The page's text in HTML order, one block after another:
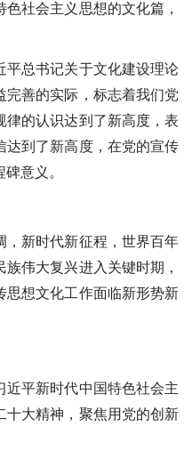
社会主义思想的文化篇，
平总书记关于文化建设理论
完善的实际，标志着我们党
律的认识达到了新高度，表
达到了新高度，在党的宣传
意义。
，新时代新征程，世界百年
伟大复兴进入关键时期，
思想文化工作面临新形势新
近平新时代中国特色社会主
十大精神，聚焦用党的创新